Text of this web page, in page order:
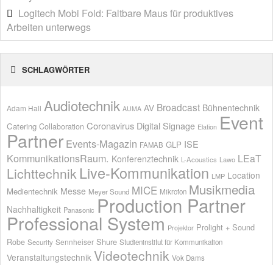
Logitech Mobi Fold: Faltbare Maus für produktives
Arbeiten unterwegs
SCHLAGWÖRTER
Adam Hall Audiotechnik AUMA AV Broadcast Bühnentechnik
Catering Collaboration Coronavirus Digital Signage Elation Event
Partner Events-Magazin FAMAB GLP ISE
KommunikationsRaum. Konferenztechnik L-Acoustics Lawo LEaT
Lichttechnik Live-Kommunikation LMP Location
Medientechnik Messe Meyer Sound MICE Mikrofon Musikmedia
Nachhaltigkeit Panasonic Production Partner
Professional System Projektor Prolight + Sound
Robe Security Sennheiser Shure Studieninstitut für Kommunikation
Veranstaltungstechnik Videotechnik Vok Dams